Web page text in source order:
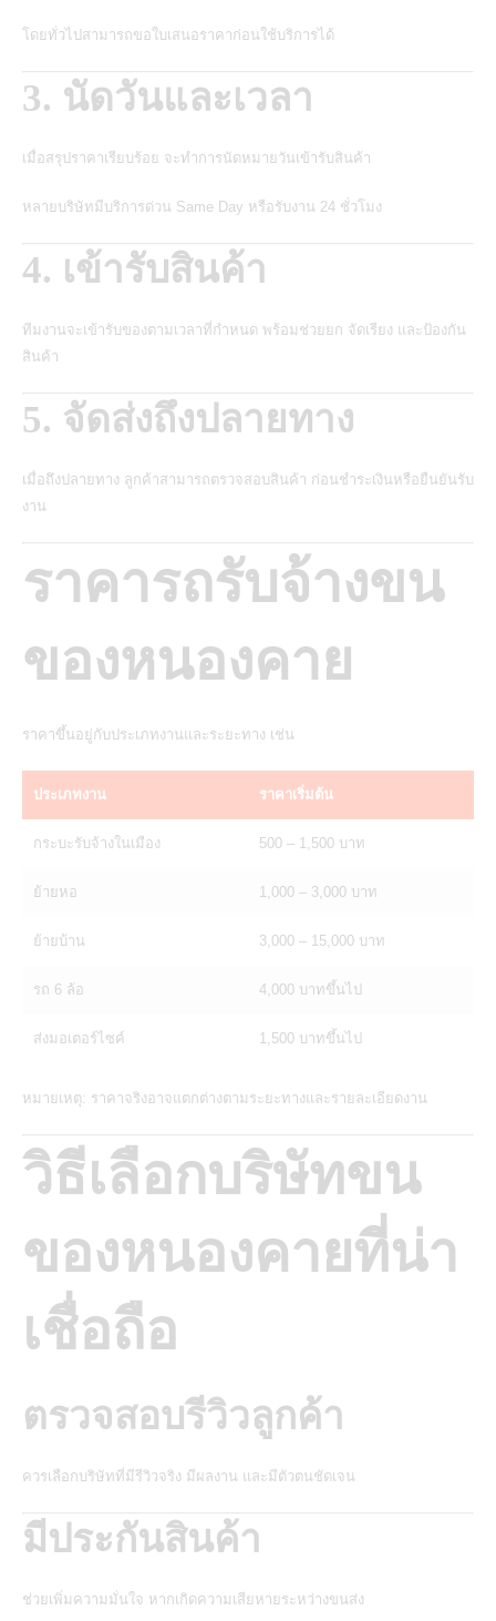
โดยทั่วไปสามารถขอใบเสนอราคาก่อนใช้บริการได้
3. นัดวันและเวลา
เมื่อสรุปราคาเรียบร้อย จะทำการนัดหมายวันเข้ารับสินค้า
หลายบริษัทมีบริการด่วน Same Day หรือรับงาน 24 ชั่วโมง
4. เข้ารับสินค้า
ทีมงานจะเข้ารับของตามเวลาที่กำหนด พร้อมช่วยยก จัดเรียง และป้องกัน
สินค้า
5. จัดส่งถึงปลายทาง
เมื่อถึงปลายทาง ลูกค้าสามารถตรวจสอบสินค้า ก่อนชำระเงินหรือยืนยันรับ
งาน
ราคารถรับจ้างขน
ของหนองคาย
ราคาขึ้นอยู่กับประเภทงานและระยะทาง เช่น
ประเภทงาน ราคาเริ่มต้น
กระบะรับจ้างในเมือง 500 – 1,500 บาท
ย้ายหอ 1,000 – 3,000 บาท
ย้ายบ้าน 3,000 – 15,000 บาท
รถ 6 ล้อ 4,000 บาทขึ้นไป
ส่งมอเตอร์ไซค์ 1,500 บาทขึ้นไป
หมายเหตุ: ราคาจริงอาจแตกต่างตามระยะทางและรายละเอียดงาน
วิธีเลือกบริษัทขน
ของหนองคายที่น่า
เชื่อถือ
ตรวจสอบรีวิวลูกค้า
ควรเลือกบริษัทที่มีรีวิวจริง มีผลงาน และมีตัวตนชัดเจน
มีประกันสินค้า
ช่วยเพิ่มความมั่นใจ หากเกิดความเสียหายระหว่างขนส่ง